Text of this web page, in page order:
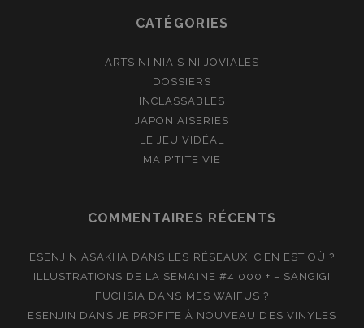
CATÉGORIES
ARTS NI NIAIS NI JOVIALES
DOSSIERS
INCLASSABLES
JAPONIAISERIES
LE JEU VIDÉAL
MA P'TITE VIE
COMMENTAIRES RÉCENTS
ESENJIN ASAKHA DANS LES RÉSEAUX, C’EN EST OÙ ?
ILLUSTRATIONS DE LA SEMAINE #4.000 + – SANGIGI
FUCHSIA DANS MES WAIFUS ?
ESENJIN DANS JE PROFITE À NOUVEAU DES VINYLES